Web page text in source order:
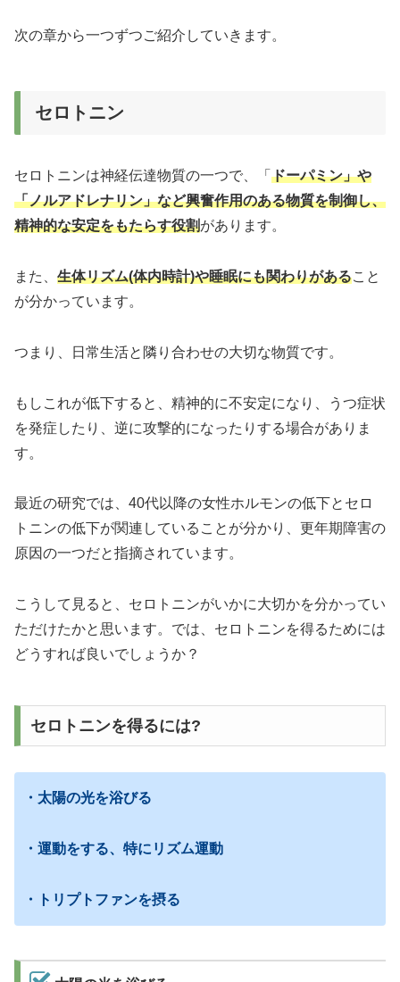
次の章から一つずつご紹介していきます。
セロトニン
セロトニンは神経伝達物質の一つで、「 ドーパミン」や
「ノルアドレナリン」など興奮作用のある物質を制御し、
精神的な安定をもたらす役割があります。
また、 生体リズム(体内時計)や睡眠にも関わりがあること
が分かっています。
つまり、日常生活と隣り合わせの大切な物質です。
もしこれが低下すると、精神的に不安定になり、うつ症状
を発症したり、逆に攻撃的になったりする場合がありま
す。
最近の研究では、40代以降の女性ホルモンの低下とセロ
トニンの低下が関連していることが分かり、更年期障害の
原因の一つだと指摘されています。
こうして見ると、セロトニンがいかに大切かを分かってい
ただけたかと思います。では、セロトニンを得るためには
どうすれば良いでしょうか？
セロトニンを得るには?
・太陽の光を浴びる
・運動をする、特にリズム運動
・トリプトファンを摂る